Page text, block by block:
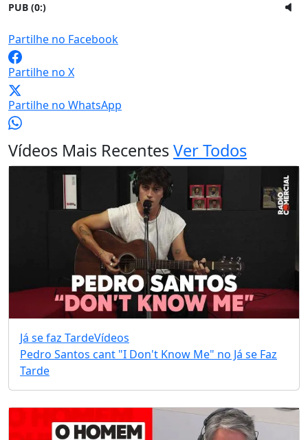
PUB (0:)
Partilhe no Facebook
Partilhe no X
Partilhe no WhatsApp
Vídeos Mais RecentesVer Todos
Já se faz TardeVídeos
Pedro Santos cant "I Don't Know Me" no Já se Faz
Tarde